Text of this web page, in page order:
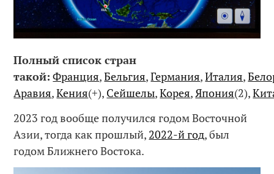
Полный список стран
такой: Франция,Бельгия,Германия,Италия,
Аравия,Кения(+), Сейшелы,Корея,Япония(2),
2023 год вообще получился годом Восточной
Азии, тогда как прошлый, 2022-й год, был
годом Ближнего Востока.